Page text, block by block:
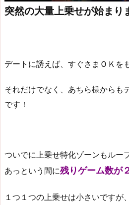
突然の大量上乗せが始まり
デートに誘えば、すぐさまＯＫを
それだけでなく、あちら様からも
です！
ついでに上乗せ特化ゾーンもルー
あっという間に残りゲーム数が
１つ１つの上乗せは小さいですが、